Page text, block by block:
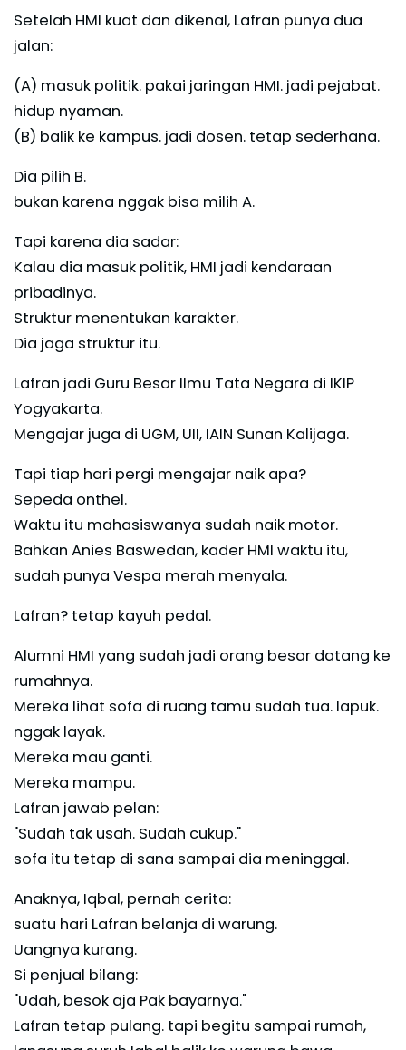
Setelah HMI kuat dan dikenal, Lafran punya dua
jalan:
(A) masuk politik. pakai jaringan HMI. jadi pejabat.
hidup nyaman.
(B) balik ke kampus. jadi dosen. tetap sederhana.
Dia pilih B.
bukan karena nggak bisa milih A.
Tapi karena dia sadar:
Kalau dia masuk politik, HMI jadi kendaraan
pribadinya.
Struktur menentukan karakter.
Dia jaga struktur itu.
Lafran jadi Guru Besar Ilmu Tata Negara di IKIP
Yogyakarta.
Mengajar juga di UGM, UII, IAIN Sunan Kalijaga.
Tapi tiap hari pergi mengajar naik apa?
Sepeda onthel.
Waktu itu mahasiswanya sudah naik motor.
Bahkan Anies Baswedan, kader HMI waktu itu,
sudah punya Vespa merah menyala.
Lafran? tetap kayuh pedal.
Alumni HMI yang sudah jadi orang besar datang ke
rumahnya.
Mereka lihat sofa di ruang tamu sudah tua. lapuk.
nggak layak.
Mereka mau ganti.
Mereka mampu.
Lafran jawab pelan:
"Sudah tak usah. Sudah cukup."
sofa itu tetap di sana sampai dia meninggal.
Anaknya, Iqbal, pernah cerita:
suatu hari Lafran belanja di warung.
Uangnya kurang.
Si penjual bilang:
"Udah, besok aja Pak bayarnya."
Lafran tetap pulang. tapi begitu sampai rumah,